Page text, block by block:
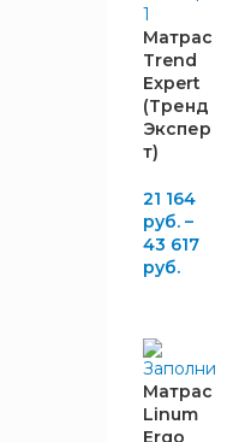
Ormaform
Угольная
1
Бикоттон 3
Термовойлок
Пенополиуретан
среднего
3
среднего
Средняя 5
МАКСИМАЛЬНАЯ
Матрас
Trend
Expert
(Тренд
Экспер
т)
21 164
руб. –
43 617
руб.
Матрас
Linum
Ergo